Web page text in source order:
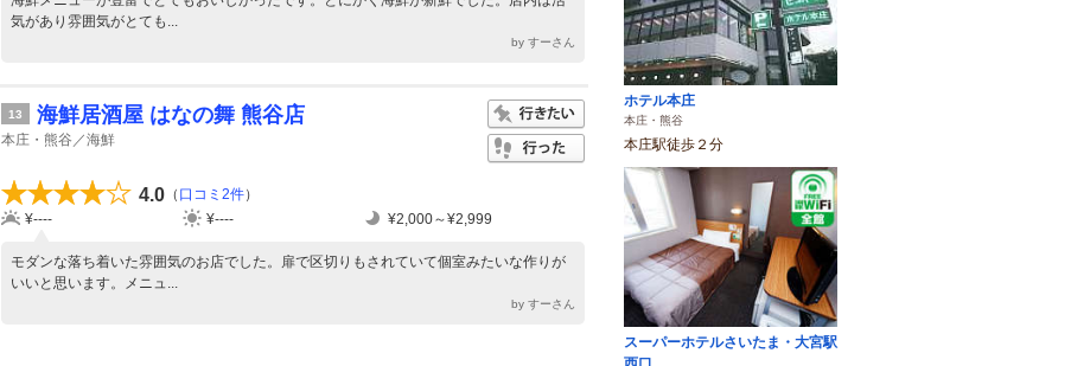
気があり雰囲気がとても...
by すーさん
13 海鮮居酒屋 はなの舞 熊谷店
本庄・熊谷／海鮮
4.0 （ 口コミ2件）
¥----
¥---- ¥2,000～¥2,999
モダンな落ち着いた雰囲気のお店でした。扉で区切りもされていて個室みたいな作りが
いいと思います。メニュ...
by すーさん
ホテル本庄
本庄・熊谷
本庄駅徒歩２分
スーパーホテルさいたま・大宮駅